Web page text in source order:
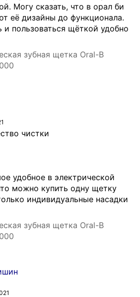
Могу сказать, что в орал би
её дизайны до функционала.
и пользоваться щёткой удобно
зубная щетка Oral-B
чистки
удобное в электрической
можно купить одну щетку
индивидуальные насадки
зубная щетка Oral-B